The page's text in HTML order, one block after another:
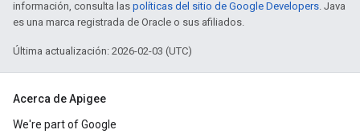
información, consulta las políticas del sitio de Google Developers. Java
es una marca registrada de Oracle o sus afiliados.
Última actualización: 2026-02-03 (UTC)
Acerca de Apigee
We're part of Google